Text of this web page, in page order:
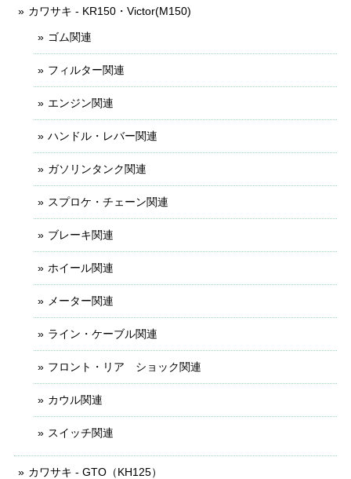
カワサキ - KR150・Victor(M150)
ゴム関連
フィルター関連
エンジン関連
ハンドル・レバー関連
ガソリンタンク関連
スプロケ・チェーン関連
ブレーキ関連
ホイール関連
メーター関連
ライン・ケーブル関連
フロント・リア ショック関連
カウル関連
スイッチ関連
カワサキ - GTO（KH125）